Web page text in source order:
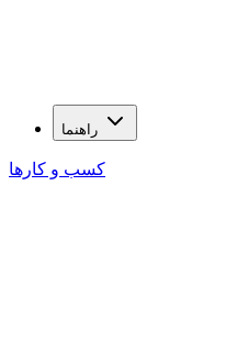
راهنما
کسب و کارها